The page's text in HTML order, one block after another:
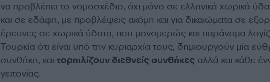
να προβλέπει το νομοσχέδιο, όχι μόνο σε ελληνικά χωρικά
και σε εδάφη, με προβλέψεις ακόμη και για δικαιώματα σε
έρευνες σε χωρικά ύδατα, που μονομερώς και παράνομα
Τουρκία ότι είναι υπό την κυριαρχία τους, δημιουργούν μία
συνθήκη, και τορπιλίζουν διεθνείς συνθήκες αλλά και κάθε
γειτονίας.